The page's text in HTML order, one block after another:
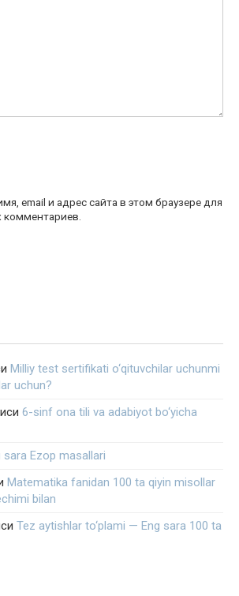
email и адрес сайта в этом браузере для
Milliy test sertifikati o‘qituvchilar uchunmi
uchun?
6-sinf ona tili va adabiyot bo‘yicha
sara Ezop masallari
Matematika fanidan 100 ta qiyin misollar
bilan
Tez aytishlar to‘plami — Eng sara 100 ta